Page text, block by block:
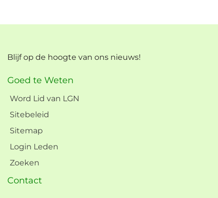
Blijf op de hoogte van ons nieuws!
Goed te Weten
Word Lid van LGN
Sitebeleid
Sitemap
Login Leden
Zoeken
Contact